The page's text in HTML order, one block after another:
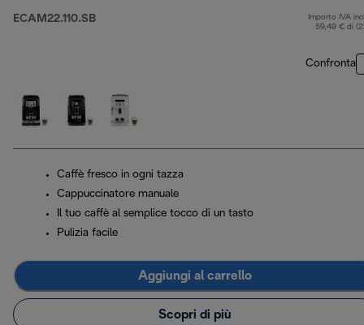
ECAM22.110.SB
Importo IVA
59,49 € di
Confronta
Caffè fresco in ogni tazza
Cappuccinatore manuale
Il tuo caffè al semplice tocco di un tasto
Pulizia facile
Aggiungi al carrello
Scopri di più